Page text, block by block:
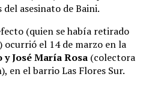
asesinato de Baini.
(quien se había retirado
ocurrió el 14 de marzo en la
y José María Rosa (colectora
en el barrio Las Flores Sur.